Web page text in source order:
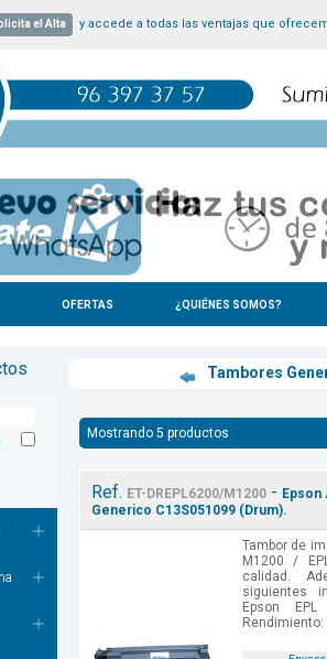
el Alta y accede a todas las ventajas que
OFERTAS ¿QUIÉNES SOMOS?
Tambores
Mostrando 5 productos
Ref. ET-DREPL6200/M1200- Epson
Generico C13S051099 (Drum).
Tambor de
M1200 /
calidad.
siguientes
Epson
Rendimiento: